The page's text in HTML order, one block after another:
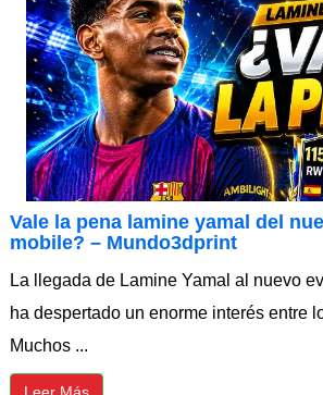
Vale la pena lamine yamal del
mobile? – Mundo3dprint
La llegada de Lamine Yamal al nuevo
ha despertado un enorme interés entre
Muchos ...
Leer Más